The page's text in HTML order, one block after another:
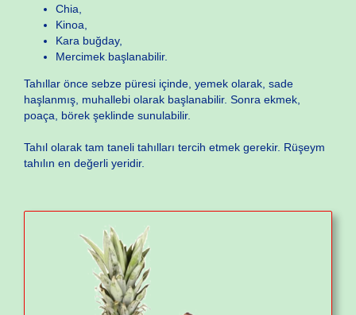
Chia,
Kinoa,
Kara buğday,
Mercimek başlanabilir.
Tahıllar önce sebze püresi içinde, yemek olarak, sade
haşlanmış, muhallebi olarak başlanabilir. Sonra ekmek,
poaça, börek şeklinde sunulabilir.
Tahıl olarak tam taneli tahılları tercih etmek gerekir. Rüşeym
tahılın en değerli yeridir.